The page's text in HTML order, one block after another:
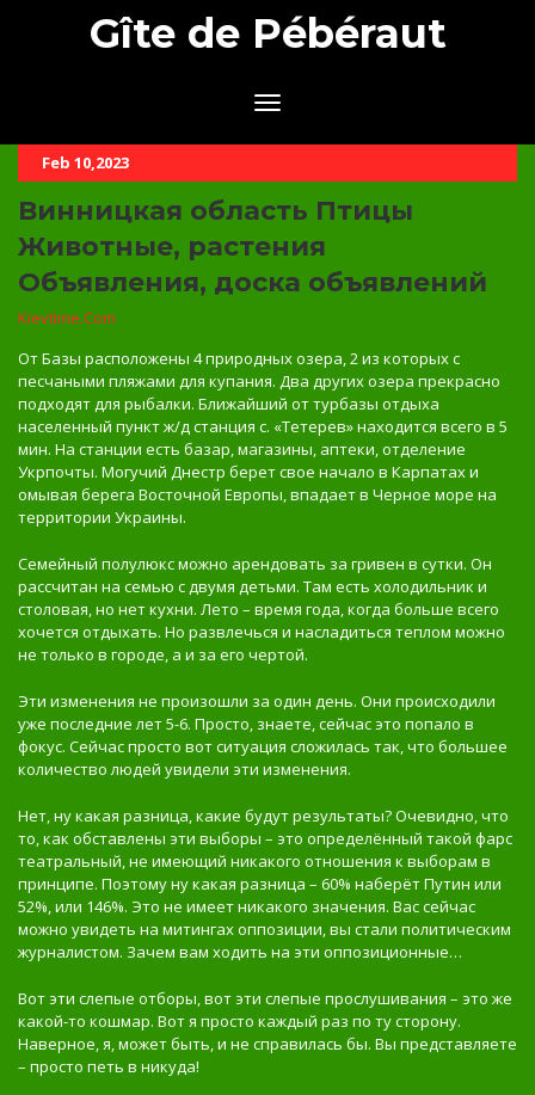
Gîte de Pébéraut
Feb 10,2023
Винницкая область Птицы
Животные, растения
Объявления, доска объявлений
Kievtime.com
От Базы расположены 4 природных озера, 2 из которых с
песчаными пляжами для купания. Два других озера прекрасно
подходят для рыбалки. Ближайший от турбазы отдыха
населенный пункт ж/д станция с. «Тетерев» находится всего в 5
мин. На станции есть базар, магазины, аптеки, отделение
Укрпочты. Могучий Днестр берет свое начало в Карпатах и
омывая берега Восточной Европы, впадает в Черное море на
территории Украины.
Семейный полулюкс можно арендовать за гривен в сутки. Он
рассчитан на семью с двумя детьми. Там есть холодильник и
столовая, но нет кухни. Лето – время года, когда больше всего
хочется отдыхать. Но развлечься и насладиться теплом можно
не только в городе, а и за его чертой.
Эти изменения не произошли за один день. Они происходили
уже последние лет 5-6. Просто, знаете, сейчас это попало в
фокус. Сейчас просто вот ситуация сложилась так, что большее
количество людей увидели эти изменения.
Нет, ну какая разница, какие будут результаты? Очевидно, что
то, как обставлены эти выборы – это определённый такой фарс
театральный, не имеющий никакого отношения к выборам в
принципе. Поэтому ну какая разница – 60% наберёт Путин или
52%, или 146%. Это не имеет никакого значения. Вас сейчас
можно увидеть на митингах оппозиции, вы стали политическим
журналистом. Зачем вам ходить на эти оппозиционные…
Вот эти слепые отборы, вот эти слепые прослушивания – это же
какой-то кошмар. Вот я просто каждый раз по ту сторону.
Наверное, я, может быть, и не справилась бы. Вы представляете
– просто петь в никуда!